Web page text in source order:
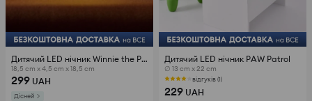
Дитячий LED нічник Winnie the Pooh
18,5 cm x 4,5 cm x 18,5 cm
299 UAH
Дісней
Дитячий LED нічник PAW Patrol
∅ 13 cm x 22 cm
відгуків (1)
229 UAH